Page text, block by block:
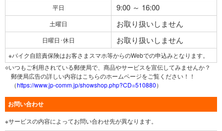
平日 9:00 ～ 16:00
土曜日 お取り扱いしません
日曜日･休日 お取り扱いしません
※バイク自賠責保険はお客さまスマホ等からのWebでの申込みとなります。
○いつもご利用されている郵便局で、商品やサービスを宣伝してみませんか？
郵便局広告の詳しい内容はこちらのホームページをご覧ください！！
（https://www.jp-comm.jp/showshop.php?CD=510880）
お問い合わせ
※サービスの内容によってお問い合わせ先が異なります。